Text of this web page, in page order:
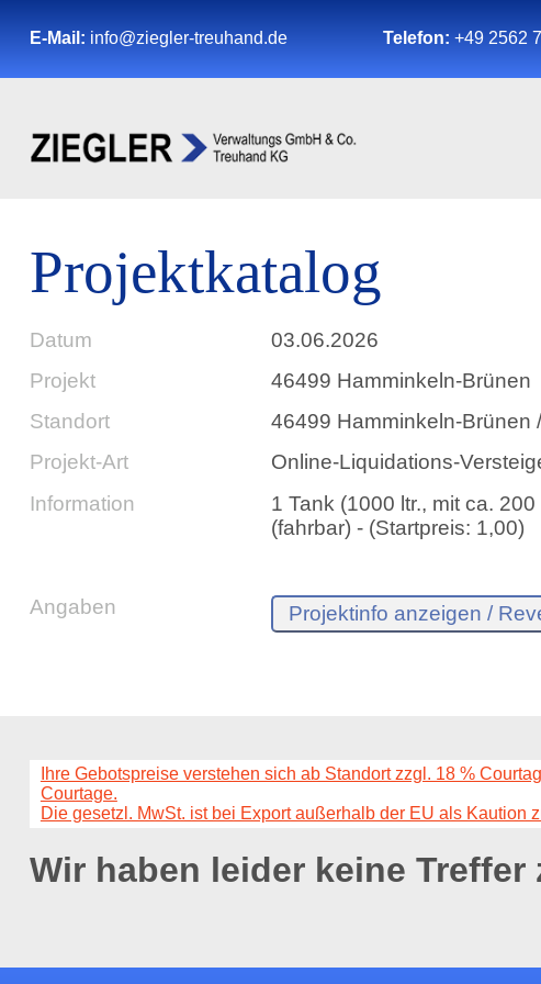
E-Mail: info@ziegler-treuhand.de Telefon: +49 2562
Projektkatalog
Datum
03.06.2026
Projekt
46499 Hamminkeln-Brünen
Standort
46499 Hamminkeln-Brünen /
Projekt-Art
Online-Liquidations-
Information
1 Tank (1000 ltr., mit ca.
(fahrbar) - (Startpreis: 1,00)
Angaben
Ihre Gebotspreise verstehen sich ab Standort zzgl. 18 %
Courtage.
Die gesetzl. MwSt. ist bei Export außerhalb der EU als Kaution
Wir haben leider keine Treffer